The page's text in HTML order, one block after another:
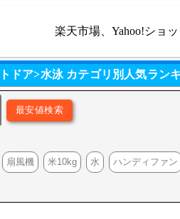
楽天市場、Yahoo!ショ
ドア>水泳 カテゴリ別人気ラン
扇風機 米10kg 水 ハンディファン